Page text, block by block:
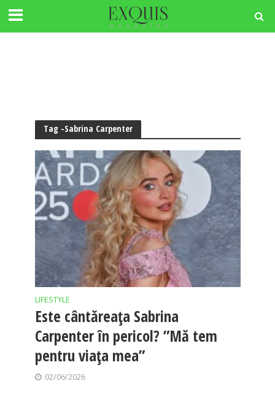
Tag -Sabrina Carpenter
LIFESTYLE
Este cântăreața Sabrina
Carpenter în pericol? ”Mă tem
pentru viața mea”
02/06/2026